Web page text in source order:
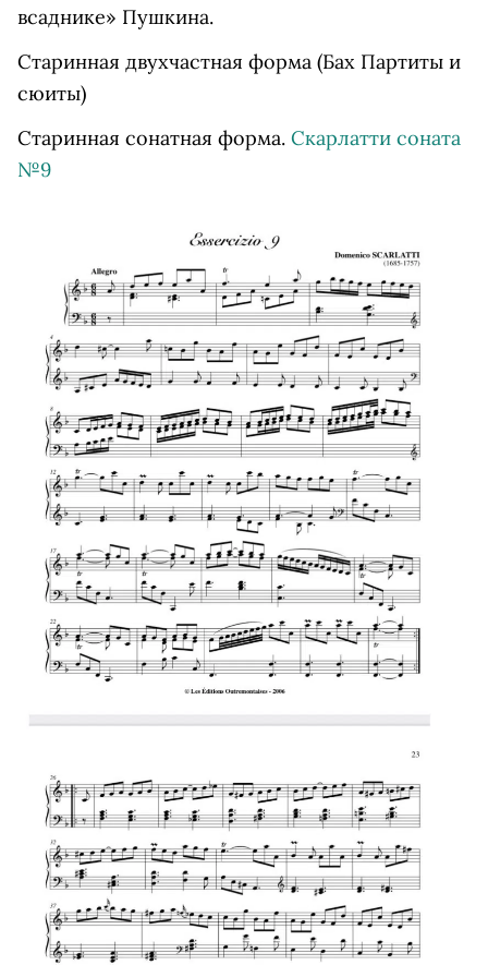
всаднике» Пушкина.
Старинная двухчастная форма (Бах Партиты и
сюиты)
Старинная сонатная форма. Скарлатти соната
№9